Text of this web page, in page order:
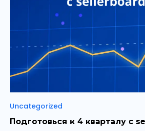
Рубрики
Uncategorized
Подготовься к 4 кварталу с